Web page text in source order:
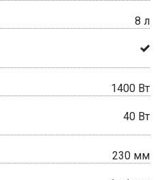
8 л
1400 Вт
40 Вт
230 мм